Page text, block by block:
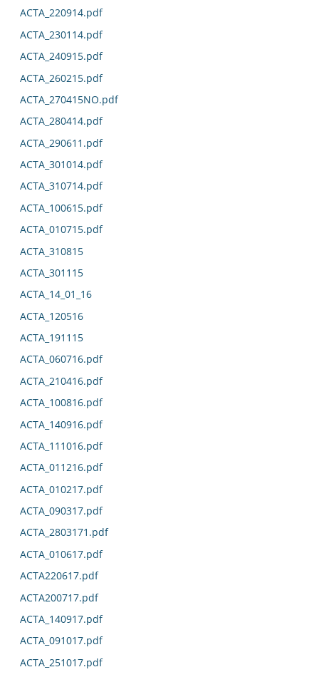
ACTA_220914.pdf
ACTA_230114.pdf
ACTA_240915.pdf
ACTA_260215.pdf
ACTA_270415NO.pdf
ACTA_280414.pdf
ACTA_290611.pdf
ACTA_301014.pdf
ACTA_310714.pdf
ACTA_100615.pdf
ACTA_010715.pdf
ACTA_310815
ACTA_301115
ACTA_14_01_16
ACTA_120516
ACTA_191115
ACTA_060716.pdf
ACTA_210416.pdf
ACTA_100816.pdf
ACTA_140916.pdf
ACTA_111016.pdf
ACTA_011216.pdf
ACTA_010217.pdf
ACTA_090317.pdf
ACTA_2803171.pdf
ACTA_010617.pdf
ACTA220617.pdf
ACTA200717.pdf
ACTA_140917.pdf
ACTA_091017.pdf
ACTA_251017.pdf